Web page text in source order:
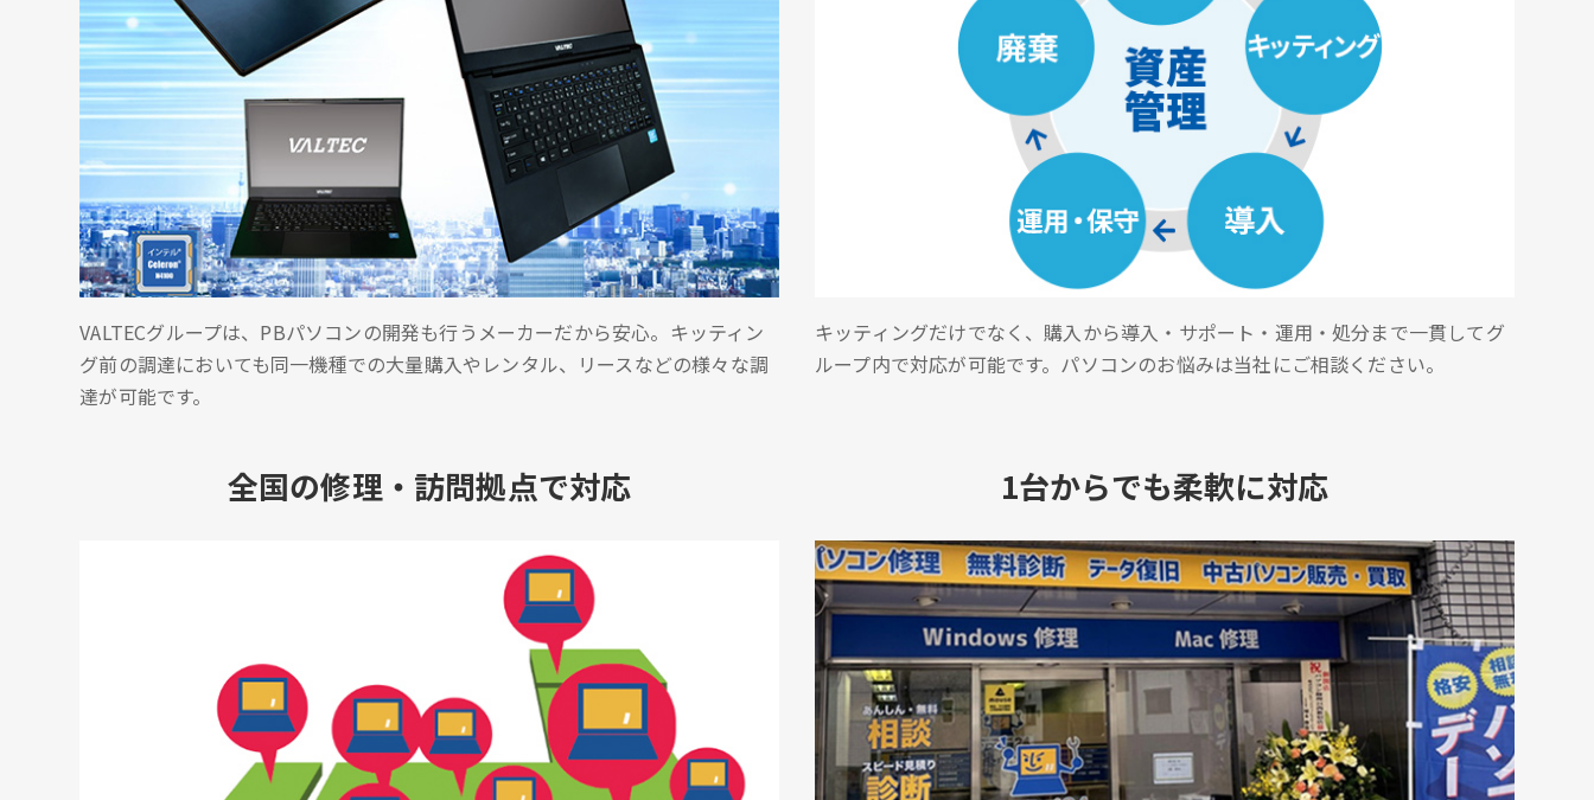
VALTECグループは、PBパソコンの開発も行うメーカーだから安心。キッティン
グ前の調達においても同一機種での大量購入やレンタル、リースなどの様々な調
達が可能です。
キッティングだけでなく、購入から導入・サポート・運用・処分まで一貫してグ
ループ内で対応が可能です。パソコンのお悩みは当社にご相談ください。
全国の修理・訪問拠点で対応 1台からでも柔軟に対応